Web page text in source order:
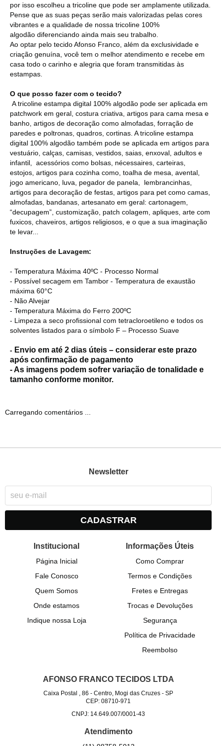
por isso escolheu a tricoline que pode ser amplamente utilizada.
Pense que as suas peças serão mais valorizadas pelas cores
vibrantes e a qualidade de nossa tricoline 100%
algodão diferenciando ainda mais seu trabalho.
Ao optar pelo tecido Afonso Franco, além da exclusividade e
criação genuína, você tem o melhor atendimento e recebe em
casa todo o carinho e alegria que foram transmitidas às
estampas.
O que posso fazer com o tecido?
A tricoline estampa digital 100% algodão pode ser aplicada em
patchwork em geral, costura criativa, artigos para cama mesa e
banho, artigos de decoração como almofadas, forração de
paredes e poltronas, quadros, cortinas. A tricoline estampa
digital 100% algodão também pode se aplicada em artigos para
vestuário, calças, camisas, vestidos, saias, enxoval, adultos e
infantil, acessórios como bolsas, nécessaires, carteiras,
estojos, artigos para cozinha como, toalha de mesa, avental,
jogo americano, luva, pegador de panela, lembrancinhas,
artigos para decoração de festas, artigos para pet como camas,
almofadas, bandanas, artesanato em geral: cartonagem,
“decupagem”, customização, patch colagem, apliques, arte com
fuxicos, chaveiros, artigos religiosos, e o que a sua imaginação
te levar...
Instruções de Lavagem:
- Temperatura Máxima 40ºC - Processo Normal
- Possível secagem em Tambor - Temperatura de exaustão
máxima 60°C
- Não Alvejar
- Temperatura Máxima do Ferro 200ºC
- Limpeza a seco profissional com tetracloroetileno e todos os
solventes listados para o símbolo F – Processo Suave
- Envio em até 2 dias úteis – considerar este prazo
após confirmação de pagamento
- As imagens podem sofrer variação de tonalidade e
tamanho conforme monitor.
Carregando comentários ...
Newsletter
CADASTRAR
Institucional
Página Inicial
Fale Conosco
Quem Somos
Onde estamos
Indique nossa Loja
Informações Úteis
Como Comprar
Termos e Condições
Fretes e Entregas
Trocas e Devoluções
Segurança
Política de Privacidade
Reembolso
AFONSO FRANCO TECIDOS LTDA
Caixa Postal , 86 -Centro, Mogi das Cruzes -SP
CEP: 08710-971
CNPJ: 14.649.007/0001-43
Atendimento